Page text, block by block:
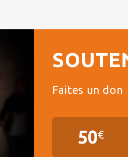
Faites un don
50€